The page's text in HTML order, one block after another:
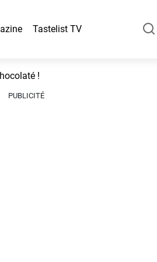
Tastelist TV
!
PUBLICITÉ